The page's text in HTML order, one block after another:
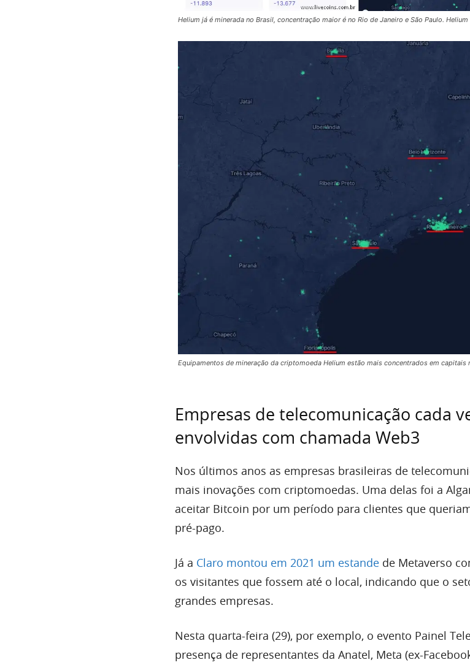
Helium já é minerada no Brasil, concentração maior é no Rio de Janeiro e São Paulo. Helium
Equipamentos de mineração da criptomoeda Helium estão mais concentrados em capitais
Empresas de telecomunicação cada
envolvidas com chamada Web3
Nos últimos anos as empresas brasileiras de
mais inovações com criptomoedas. Uma delas foi a
aceitar Bitcoin por um período para clientes que
pré-pago.
Já a Claro montou em 2021 um estande de Metaverso
os visitantes que fossem até o local, indicando que o
grandes empresas.
Nesta quarta-feira (29), por exemplo, o evento Painel
presença de representantes da Anatel, Meta (ex-